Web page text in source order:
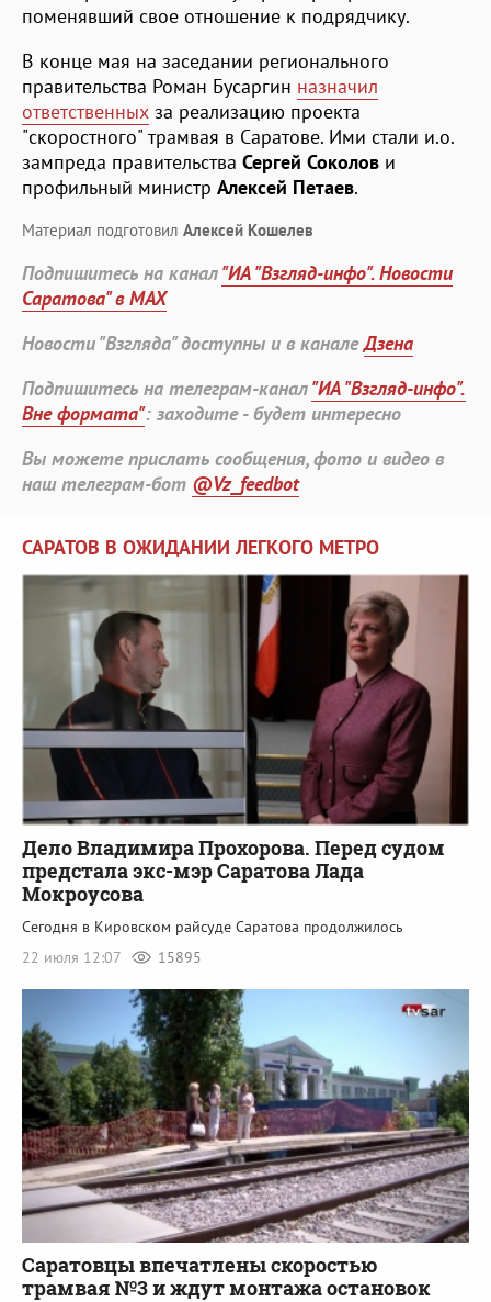
поменявший свое отношение к подрядчику.
В конце мая на заседании регионального
правительства Роман Бусаргин назначил
ответственных за реализацию проекта
"скоростного" трамвая в Саратове. Ими стали и.о.
зампреда правительства Сергей Соколов и
профильный министр Алексей Петаев.
Материал подготовил Алексей Кошелев
Подпишитесь на канал"ИА "Взгляд-инфо". Новости
Саратова" в MAX
Новости "Взгляда" доступны и в каналеДзена
Подпишитесь на телеграм-канал"ИА "Взгляд-инфо".
Вне формата": заходите - будет интересно
Вы можете прислать сообщения, фото и видео в
наш телеграм-бот @Vz_feedbot
САРАТОВ В ОЖИДАНИИ ЛЕГКОГО МЕТРО
Дело Владимира Прохорова. Перед судом
предстала экс-мэр Саратова Лада
Мокроусова
Сегодня в Кировском райсуде Саратова продолжилось
22 июля 12:07
15895
Саратовцы впечатлены скоростью
трамвая №3 и ждут монтажа остановок